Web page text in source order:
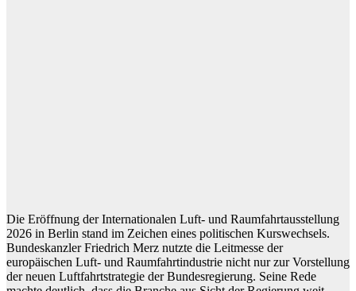
Die Eröffnung der Internationalen Luft- und Raumfahrtausstellung
2026 in Berlin stand im Zeichen eines politischen Kurswechsels.
Bundeskanzler Friedrich Merz nutzte die Leitmesse der
europäischen Luft- und Raumfahrtindustrie nicht nur zur Vorstellung
der neuen Luftfahrtstrategie der Bundesregierung. Seine Rede